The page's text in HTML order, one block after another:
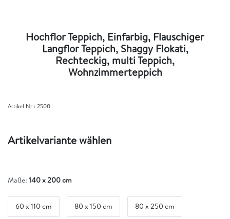
Hochflor Teppich, Einfarbig, Flauschiger
Langflor Teppich, Shaggy Flokati,
Rechteckig, multi Teppich,
Wohnzimmerteppich
Artikel Nr :2500
Artikelvariante wählen
Maße: 140 x 200 cm
60 x 110 cm 80 x 150 cm 80 x 250 cm